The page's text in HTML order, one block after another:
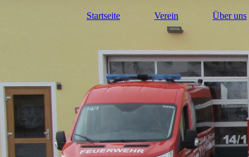
Startseite Verein Über uns